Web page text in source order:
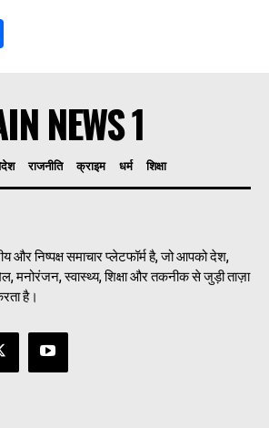
NEWS 1
राजनीति क्राइम धर्म शिक्षा
और निष्पक्ष समाचार प्लेटफॉर्म है, जो आपको देश,
मनोरंजन, स्वास्थ्य, शिक्षा और तकनीक से जुड़ी ताज़ा
है।